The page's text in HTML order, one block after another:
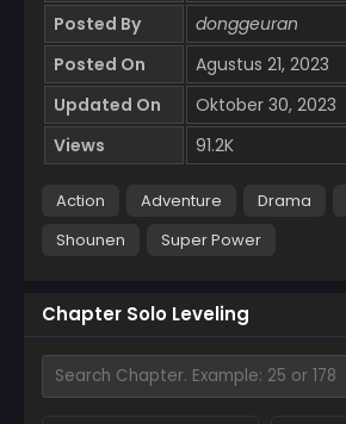
Posted By
donggeuran
Posted On
Agustus 21, 2023
Updated On
Oktober 30, 2023
Views
91.2K
Action Adventure Drama
Shounen
Super Power
Chapter Solo Leveling